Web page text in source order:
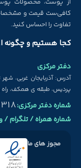
از پوست، محصولات
کافی‌ست قیمت و مشخصات
تفاوت را احساس کنید.
کجا هستیم و چگونه
دفتر مرکزی
آدرس: آذربایجان غربی، شهر
پردیس، طبقه ی همکف،
شماره دفتر مرکزی:
شماره همراه / تلگرام /
مجوز های ما